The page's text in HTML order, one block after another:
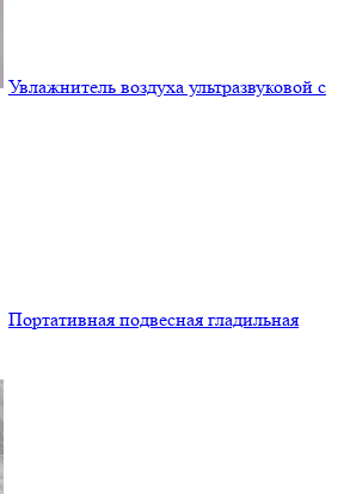
Увлажнитель воздуха ультразвуковой с
Портативная подвесная гладильная